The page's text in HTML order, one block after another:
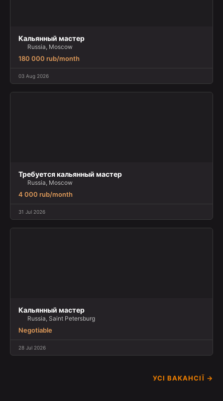
Кальянный мастер
Russia, Moscow
180 000 rub/month
03 Aug 2026
Требуется кальянный мастер
Russia, Moscow
4 000 rub/month
31 Jul 2026
Кальянный мастер
Russia, Saint Petersburg
Negotiable
28 Jul 2026
УСІ ВАКАНСІЇ →